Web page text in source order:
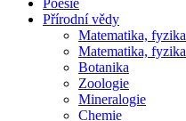
Poesie
Přírodní vědy
Matematika, fyzika
Matematika, fyzika
Botanika
Zoologie
Mineralogie
Chemie